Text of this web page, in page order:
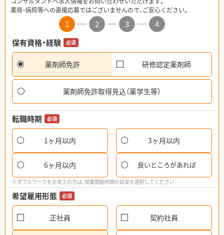
薬局・病院等への直接応募ではございませんので、ご安心ください。
1 2 3
4
保有資格・経験
必須
薬剤師免許 研修認定薬剤師
薬剤師免許取得見込（薬学生等）
転職時期 必須
1ヶ月以内 3ヶ月以内
6ヶ月以内 良いところがあれば
※ダブルワークをお考えの方は、就業開始時期の目安を選択してください
希望雇用形態 必須
正社員 契約社員